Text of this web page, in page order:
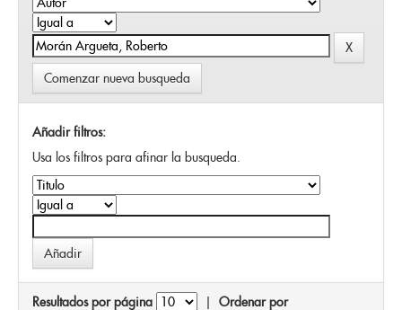
Comenzar nueva busqueda
Añadir filtros:
Usa los filtros para afinar la busqueda.
Resultados por página | Ordenar por